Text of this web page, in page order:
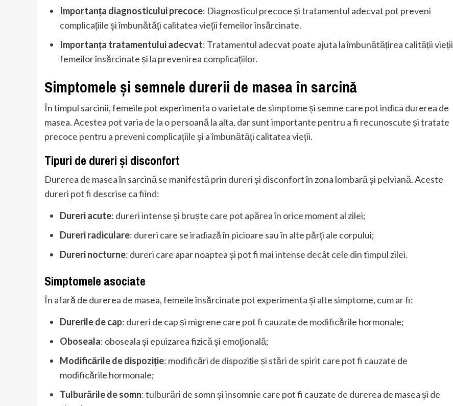
Importanța diagnosticului precoce: Diagnosticul precoce și tratamentul adecvat pot preveni
complicațiile și îmbunătăți calitatea vieții femeilor însărcinate.
Importanța tratamentului adecvat: Tratamentul adecvat poate ajuta la îmbunătățirea calității vieții
femeilor însărcinate și la prevenirea complicațiilor.
Simptomele și semnele durerii de masea în sarcină
În timpul sarcinii, femeile pot experimenta o varietate de simptome și semne care pot indica durerea de
masea. Acestea pot varia de la o persoană la alta, dar sunt importante pentru a fi recunoscute și tratate
precoce pentru a preveni complicațiile și a îmbunătăți calitatea vieții.
Tipuri de dureri și disconfort
Durerea de masea în sarcină se manifestă prin dureri și disconfort în zona lombară și pelviană. Aceste
dureri pot fi descrise ca fiind:
Dureri acute: dureri intense și bruște care pot apărea în orice moment al zilei;
Dureri radiculare: dureri care se iradiază în picioare sau în alte părți ale corpului;
Dureri nocturne: dureri care apar noaptea și pot fi mai intense decât cele din timpul zilei.
Simptomele asociate
În afară de durerea de masea, femeile însărcinate pot experimenta și alte simptome, cum ar fi:
Durerile de cap: dureri de cap și migrene care pot fi cauzate de modificările hormonale;
Oboseala: oboseala și epuizarea fizică și emoțională;
Modificările de dispoziție: modificări de dispoziție și stări de spirit care pot fi cauzate de
modificările hormonale;
Tulburările de somn: tulburări de somn și insomnie care pot fi cauzate de durerea de masea și de